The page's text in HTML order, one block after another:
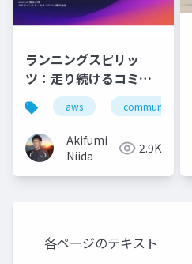
ランニングスピリッ
ツ：走り続けるコミュ
ニティ aws community
Akifumi
Niida
2.9K
各ページのテキスト